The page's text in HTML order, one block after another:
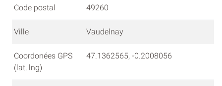
Code postal 49260
Ville Vaudelnay
Coordonées GPS
(lat, lng)
47.1362565, -0.2008056